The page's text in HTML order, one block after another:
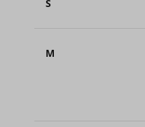
S
M